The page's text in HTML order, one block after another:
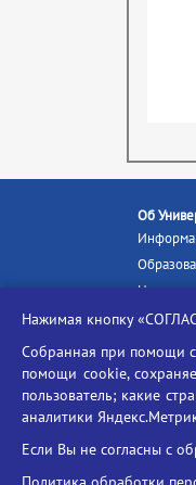
Об
Наука и
Центр
Конкурс
Нажимая кнопку
Собранная при помощи
помощи cookie,
пользователь; какие
аналитики
Если Вы не согласны с